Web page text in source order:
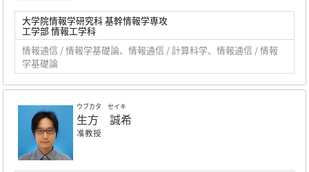
大学院情報学研究科 基幹情報学専攻
工学部 情報工学科
情報通信 / 情報学基礎論、情報通信 / 計算科学、情報通信 / 情報
学基礎論
ウブカタ セイキ
生方 誠希
准教授